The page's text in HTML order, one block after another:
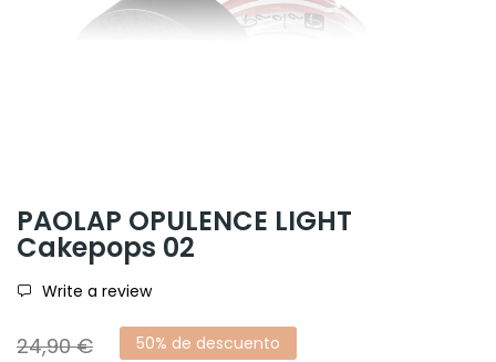
PAOLAP OPULENCE LIGHT
Cakepops 02
Write a review
24,90 € 50% de descuento